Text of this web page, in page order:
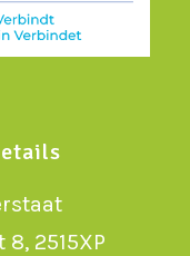
2515XP